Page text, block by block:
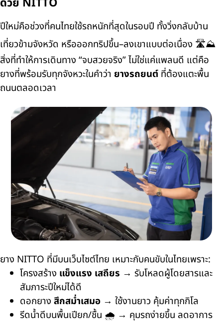
ปีใหม่คือช่วงที่คนไทยใช้รถหนักที่สุดในรอบปี ทั้งวิ่งกลับบ้าน
เที่ยวข้ามจังหวัด หรือออกทริปขึ้น–ลงเขาแบบต่อเนื่อง 🛣️⛰️
สิ่งที่ทำให้การเดินทาง “จบสวยจริง” ไม่ใช่แค่แพลนดี แต่คือ
ยางที่พร้อมรับทุกจังหวะในคำว่า ยางรถยนต์ ที่ต้องแตะพื้น
ถนนตลอดเวลา
ยาง NITTO ที่มีบนเว็บไซต์ไทย เหมาะกับคนขับในไทยเพราะ:
โครงสร้าง แข็งแรง เสถียร → รับโหลดผู้โดยสารและ
สัมภาระปีใหม่ได้ดี
ดอกยาง สึกสม่ำเสมอ → ใช้งานยาว คุ้มค่าทุกกิโล
รีดน้ำดีบนพื้นเปียก/ชื้น 🌧️ → คุมรถง่ายขึ้น ลดอาการ